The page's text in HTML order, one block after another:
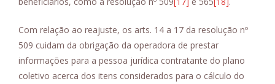
Com relação ao reajuste, os arts. 14 a 17 da resolução nº
509 cuidam da obrigação da operadora de prestar
informações para a pessoa jurídica contratante do plano
coletivo acerca dos itens considerados para o cálculo do